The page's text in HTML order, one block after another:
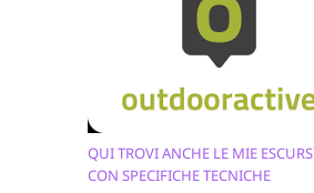
QUI TROVI ANCHE LE MIE
CON SPECIFICHE TECNICHE